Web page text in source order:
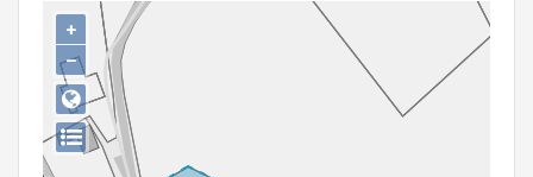
Aanmelden
+
−